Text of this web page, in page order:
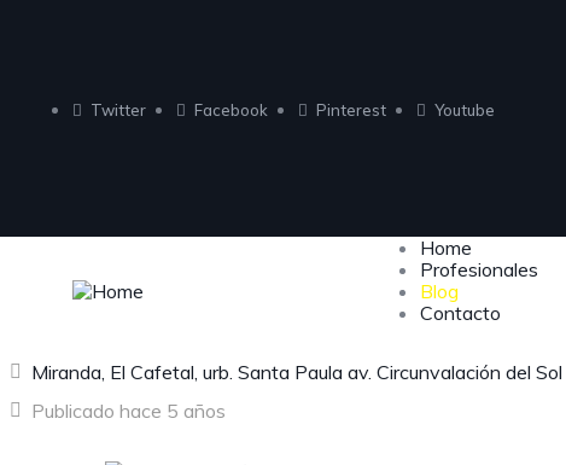
Twitter Facebook Pinterest Youtube
Home
Profesionales
Blog
Contacto
Miranda, El Cafetal, urb. Santa Paula av. Circunvalación del
Publicado hace 5 años